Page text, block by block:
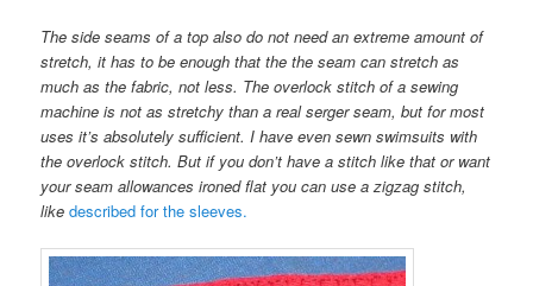
The side seams of a top also do not need an extreme amount of
stretch, it has to be enough that the the seam can stretch as
much as the fabric, not less. The overlock stitch of a sewing
machine is not as stretchy than a real serger seam, but for most
uses it’s absolutely sufficient. I have even sewn swimsuits with
the overlock stitch. But if you don’t have a stitch like that or want
your seam allowances ironed flat you can use a zigzag stitch,
likedescribed for the sleeves.